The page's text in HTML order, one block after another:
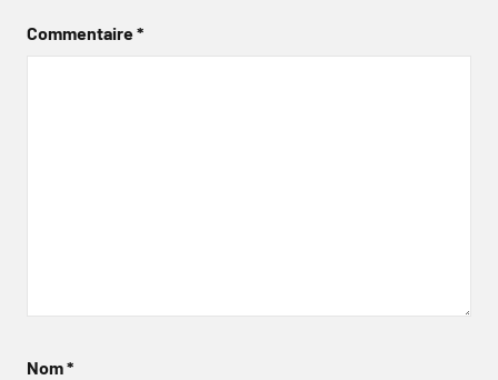
Commentaire*
Nom*